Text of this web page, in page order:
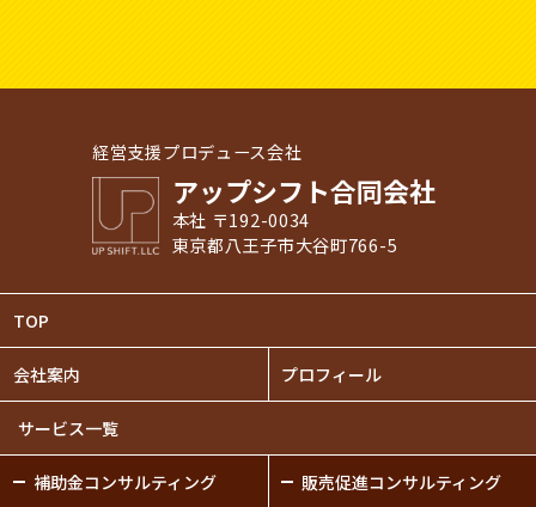
経営支援プロデュース会社
アップシフト合同会社
本社 〒192-0034
東京都八王子市大谷町766-5
TOP
会社案内 プロフィール
サービス一覧
補助金コンサルティング 販売促進コンサルティング